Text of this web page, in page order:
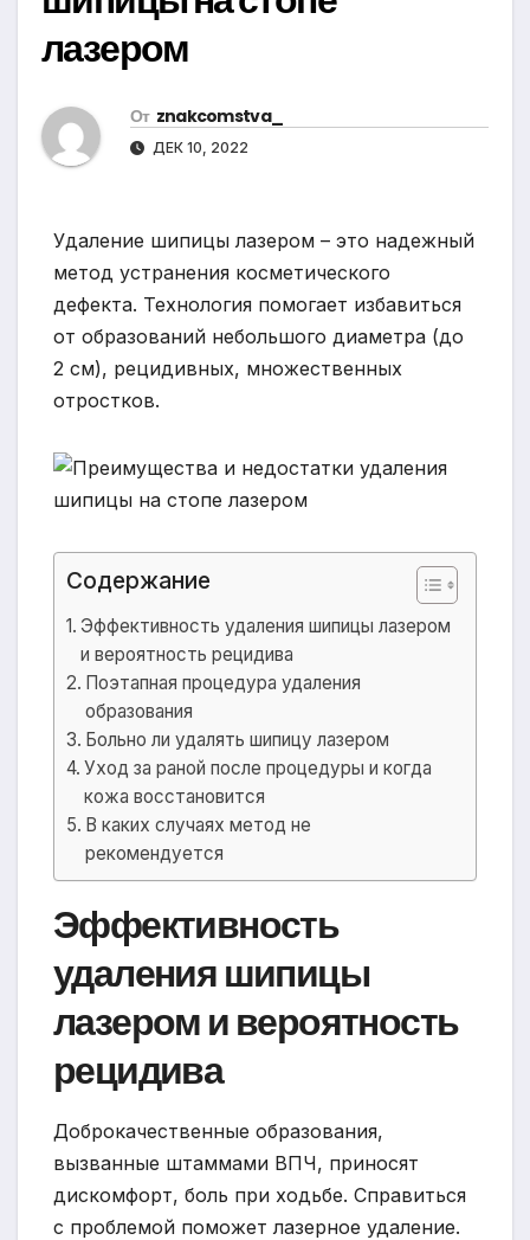
лазером
От znakcomstva_
ДЕК 10, 2022
Удаление шипицы лазером – это надежный
метод устранения косметического
дефекта. Технология помогает избавиться
от образований небольшого диаметра (до
2 см), рецидивных, множественных
отростков.
Содержание
Эффективность удаления шипицы лазером
и вероятность рецидива
Поэтапная процедура удаления
образования
Больно ли удалять шипицу лазером
Уход за раной после процедуры и когда
кожа восстановится
В каких случаях метод не
рекомендуется
Эффективность
удаления шипицы
лазером и вероятность
рецидива
Доброкачественные образования,
вызванные штаммами ВПЧ, приносят
дискомфорт, боль при ходьбе. Справиться
с проблемой поможет лазерное удаление.